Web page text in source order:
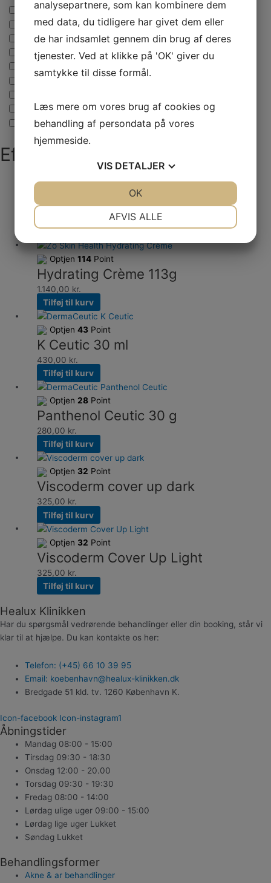
Grovhudstruktur
Løs Hud
Mørkerander
Rødme og Rosacea
Sensitiv Hud
Ung Hud
Uren / Akne hud
Efter kosmetisk behandling
Daily Power Defence 50 ml.
Tilføj til kurv
Optjen114 Point
Hydrating Crème 113g
1.140,00 kr.
Tilføj til kurv
Optjen43 Point
K Ceutic 30 ml
430,00 kr.
Tilføj til kurv
Optjen 28 Point
Panthenol Ceutic 30 g
280,00 kr.
Tilføj til kurv
Optjen 32 Point
Viscoderm cover up dark
325,00 kr.
Tilføj til kurv
Optjen 32 Point
Viscoderm Cover Up Light
325,00 kr.
Tilføj til kurv
Healux Klinikken
Har du spørgsmål vedrørende behandlinger eller din booking, står vi
klar til at hjælpe. Du kan kontakte os her:
Telefon: (+45) 66 10 39 95
Email: koebenhavn@healux-klinikken.dk
Bredgade 51 kld. tv. 1260 København K.
Icon-facebook Icon-instagram1
Åbningstider
Mandag 08:00 - 15:00
Tirsdag 09:30 - 18:30
Onsdag 12:00 - 20.00
Torsdag 09:30 - 19:30
Fredag 08:00 - 14:00
Lørdag ulige uger 09:00 - 15:00
Lørdag lige uger Lukket
Søndag Lukket
Behandlingsformer
Akne & ar behandlinger
analysepartnere, som kan kombinere dem
med data, du tidligere har givet dem eller
de har indsamlet gennem din brug af deres
tjenester. Ved at klikke på 'OK' giver du
samtykke til disse formål.
Læs mere om vores brug af cookies og
behandling af persondata på vores
hjemmeside.
VIS DETALJER
MARKETING
AFVIS ALLE
OK